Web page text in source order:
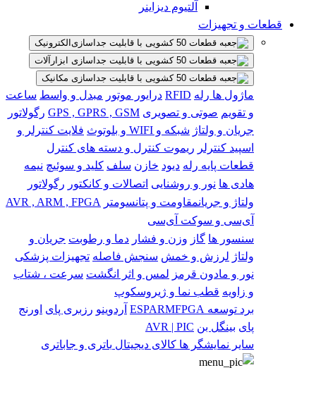
آلتیوم دیزاینر
قطعات و تجهیزات
الکترونیک
ابزارآلات
مکانیک
ماژول ها رله RFID درایور موتور مبدل و واسط ساعت
و تقویم صوتی و تصویری GPS , GPRS , GSM رگولاتور
جریان و ولتاژ شبکه و WIFI و بلوتوث
فلایت کنترلر و
اسپید کنترلر ریموت کنترل و دسته های کنترل
قطعات پایه رله دیود خازن سلف کلید و سوئیچ نیمه
هادی ها نور و روشنایی اتصالات و کانکتور رگولاتور
ولتاژ و جریانمقاومت و پتانسومتر
AVR , ARM , FPGA
آی‌سی و سوکت آی‌سی
سنسور ها گاز وزن و فشار دما و رطوبت جریان و
ولتاژ لرزش و خمش سنجش فاصله تجهیزات پزشکی
نور و مادون قرمز لمس و اثر انگشت سرعت ، شتاب
و زاویه قطب نما و ژیروسکوپ
برد توسعه
ESPARMFPGA آردوینو رزبری پای اورنج
پای بینگل بن AVR | PIC
سایر نمایشگر ها کالای دیجیتال باتری و جاباتری